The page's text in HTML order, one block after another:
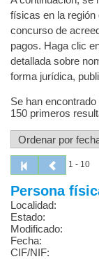
físicas en la región
concurso de
pagos. Haga clic
detallada sobre
forma jurídica,
Se han
150 primeros
1 - 10
Persona
Localidad:
Estado:
Modificado:
Fecha:
CIF/NIF: